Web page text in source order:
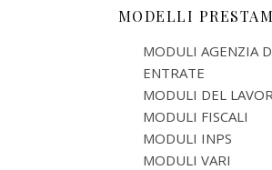
MODELLI
MODULI AGENZIA
ENTRATE
MODULI DEL
MODULI FISCALI
MODULI INPS
MODULI VARI